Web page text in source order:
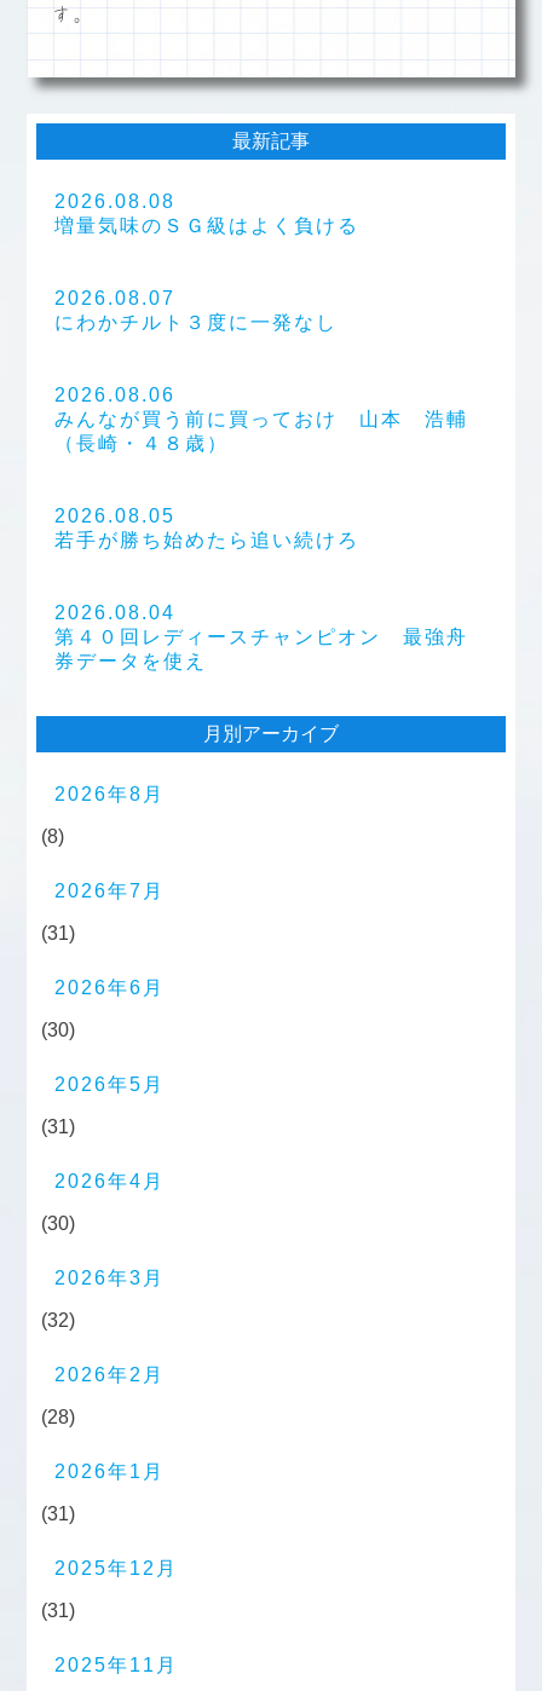
す。
最新記事
2026.08.08
増量気味のＳＧ級はよく負ける
2026.08.07
にわかチルト３度に一発なし
2026.08.06
みんなが買う前に買っておけ 山本 浩輔
（長崎・４８歳）
2026.08.05
若手が勝ち始めたら追い続けろ
2026.08.04
第４０回レディースチャンピオン 最強舟
券データを使え
月別アーカイブ
2026年8月
(8)
2026年7月
(31)
2026年6月
(30)
2026年5月
(31)
2026年4月
(30)
2026年3月
(32)
2026年2月
(28)
2026年1月
(31)
2025年12月
(31)
2025年11月